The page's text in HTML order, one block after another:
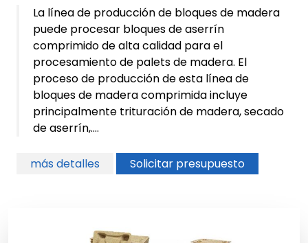
La línea de producción de bloques de madera
puede procesar bloques de aserrín
comprimido de alta calidad para el
procesamiento de palets de madera. El
proceso de producción de esta línea de
bloques de madera comprimida incluye
principalmente trituración de madera, secado
de aserrín,....
más detalles Solicitar presupuesto